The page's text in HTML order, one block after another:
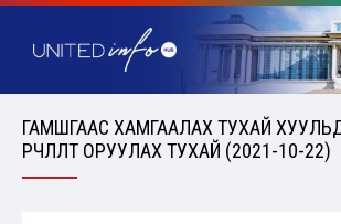
ГАМШГААС ХАМГААЛАХ ТУХАЙ
ӨӨРЧЛӨЛТ ОРУУЛАХ ТУХАЙ (2021-10-22)